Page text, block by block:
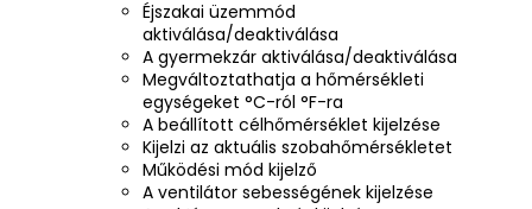
Éjszakai üzemmód
aktiválása/deaktiválása
A gyermekzár aktiválása/deaktiválása
Megváltoztathatja a hőmérsékleti
egységeket °C-ról °F-ra
A beállított célhőmérséklet kijelzése
Kijelzi az aktuális szobahőmérsékletet
Működési mód kijelző
A ventilátor sebességének kijelzése